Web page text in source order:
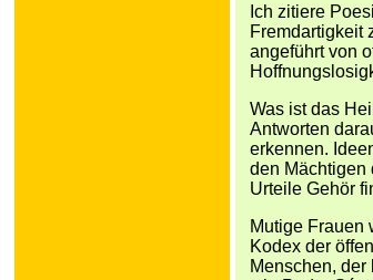
Ich zitiere
Fremdartigkeit
angeführt von
Was ist das
Antworten
erkennen.
den Mächtigen
Urteile Gehör
Mutige Frauen
Kodex der
Menschen, der